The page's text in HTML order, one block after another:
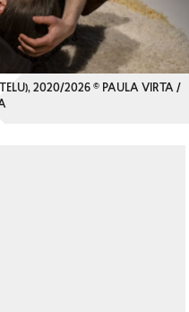
2020/2026 © PAULA VIRTA /